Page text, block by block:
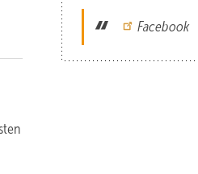
Facebook